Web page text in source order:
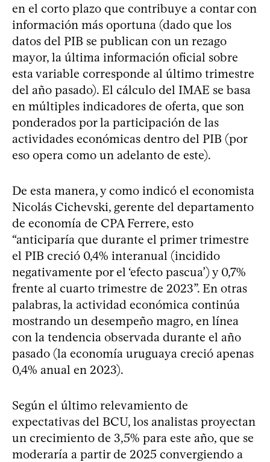
en el corto plazo que contribuye a contar con
información más oportuna (dado que los
datos del PIB se publican con un rezago
mayor, la última información oficial sobre
esta variable corresponde al último trimestre
del año pasado). El cálculo del IMAE se basa
en múltiples indicadores de oferta, que son
ponderados por la participación de las
actividades económicas dentro del PIB (por
eso opera como un adelanto de este).
De esta manera, y como indicó el economista
Nicolás Cichevski, gerente del departamento
de economía de CPA Ferrere, esto
“anticiparía que durante el primer trimestre
el PIB creció 0,4% interanual (incidido
negativamente por el ‘efecto pascua’) y 0,7%
frente al cuarto trimestre de 2023”. En otras
palabras, la actividad económica continúa
mostrando un desempeño magro, en línea
con la tendencia observada durante el año
pasado (la economía uruguaya creció apenas
0,4% anual en 2023).
Según el último relevamiento de
expectativas del BCU, los analistas proyectan
un crecimiento de 3,5% para este año, que se
moderaría a partir de 2025 convergiendo a